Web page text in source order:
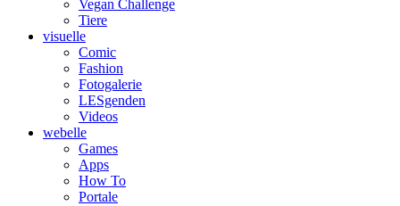
Vegan Challenge
Tiere
visuelle
Comic
Fashion
Fotogalerie
LESgenden
Videos
webelle
Games
Apps
How To
Portale